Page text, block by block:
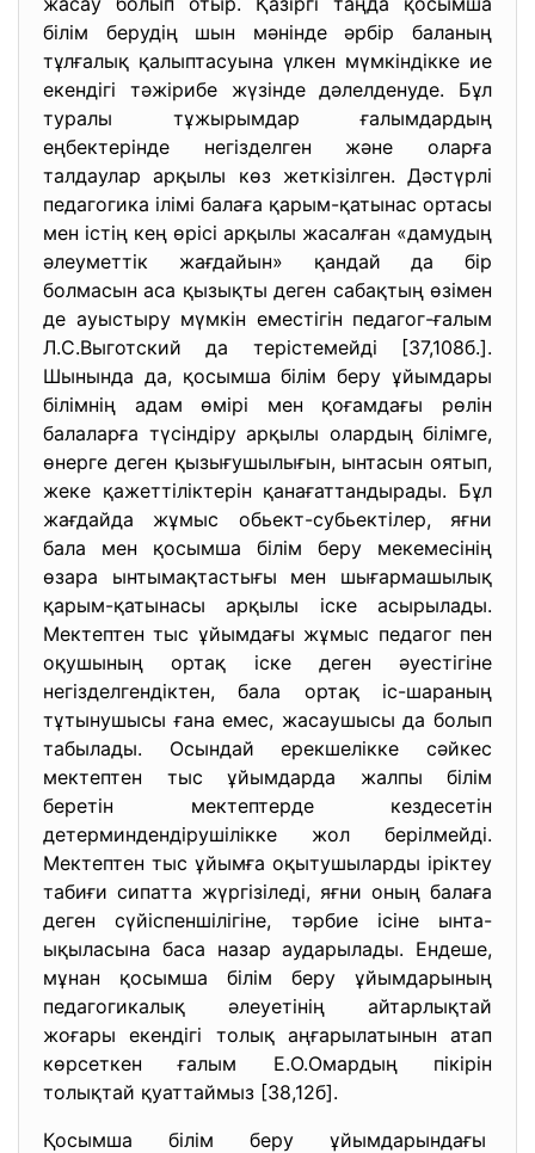
білім берудің шын мәнінде әрбір баланың
тұлғалық қалыптасуына үлкен мүмкіндікке ие
екендігі тәжірибе жүзінде дәлелденуде. Бұл
туралы тұжырымдар ғалымдардың
еңбектерінде негізделген және оларға
талдаулар арқылы көз жеткізілген. Дәстүрлі
педагогика ілімі балаға қарым-қатынас ортасы
мен істің кең өрісі арқылы жасалған «дамудың
әлеуметтік жағдайын» қандай да бір
болмасын аса қызықты деген сабақтың өзімен
де ауыстыру мүмкін еместігін педагог-ғалым
Л.С.Выготский да терістемейді [37,108б.].
Шынында да, қосымша білім беру ұйымдары
білімнің адам өмірі мен қоғамдағы рөлін
балаларға түсіндіру арқылы олардың білімге,
өнерге деген қызығушылығын, ынтасын оятып,
жеке қажеттіліктерін қанағаттандырады. Бұл
жағдайда жұмыс обьект-субьектілер, яғни
бала мен қосымша білім беру мекемесінің
өзара ынтымақтастығы мен шығармашылық
қарым-қатынасы арқылы іске асырылады.
Мектептен тыс ұйымдағы жұмыс педагог пен
оқушының ортақ іске деген әуестігіне
негізделгендіктен, бала ортақ іс-шараның
тұтынушысы ғана емес, жасаушысы да болып
табылады. Осындай ерекшелікке сәйкес
мектептен тыс ұйымдарда жалпы білім
беретін мектептерде кездесетін
детерминдендірушілікке жол берілмейді.
Мектептен тыс ұйымға оқытушыларды іріктеу
табиғи сипатта жүргізіледі, яғни оның балаға
деген сүйіспеншілігіне, тәрбие ісіне ынта-
ықыласына баса назар аударылады. Ендеше,
мұнан қосымша білім беру ұйымдарының
педагогикалық әлеуетінің айтарлықтай
жоғары екендігі толық аңғарылатынын атап
көрсеткен ғалым Е.О.Омардың пікірін
толықтай қуаттаймыз [38,12б].
Қосымша білім беру ұйымдарындағы